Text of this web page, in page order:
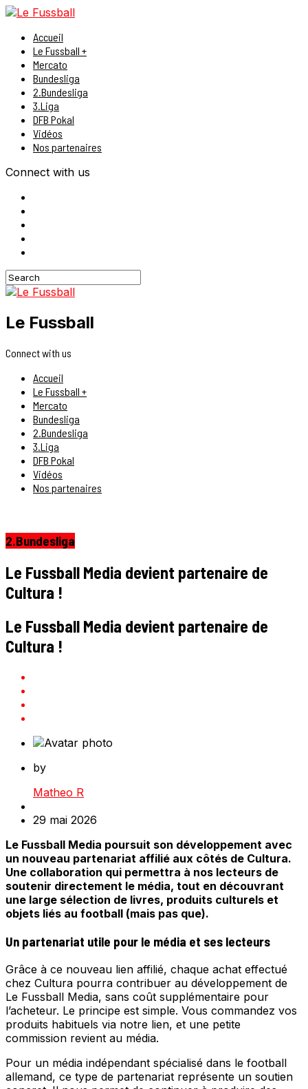
Accueil
Le Fussball +
Mercato
Bundesliga
2.Bundesliga
3.Liga
DFB Pokal
Vidéos
Nos partenaires
Connect with us
Le Fussball
Connect with us
Accueil
Le Fussball +
Mercato
Bundesliga
2.Bundesliga
3.Liga
DFB Pokal
Vidéos
Nos partenaires
2.Bundesliga
Le Fussball Media devient partenaire de
Cultura !
Le Fussball Media devient partenaire de
Cultura !
by
Matheo R
29 mai 2026
Le Fussball Media poursuit son développement avec
un nouveau partenariat affilié aux côtés de Cultura.
Une collaboration qui permettra à nos lecteurs de
soutenir directement le média, tout en découvrant
une large sélection de livres, produits culturels et
objets liés au football (mais pas que).
Un partenariat utile pour le média et ses lecteurs
Grâce à ce nouveau lien affilié, chaque achat effectué
chez Cultura pourra contribuer au développement de
Le Fussball Media, sans coût supplémentaire pour
l’acheteur. Le principe est simple. Vous commandez vos
produits habituels via notre lien, et une petite
commission revient au média.
Pour un média indépendant spécialisé dans le football
allemand, ce type de partenariat représente un soutien